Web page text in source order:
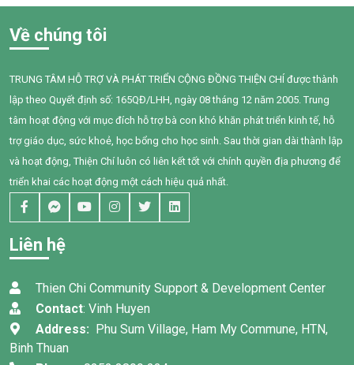
Về chúng tôi
TRUNG TÂM HỖ TRỢ VÀ PHÁT TRIỂN CỘNG ĐỒNG THIỆN CHÍ được thành
lập theo Quyết định số: 165QĐ/LHH, ngày 08 tháng 12 năm 2005. Trung
tâm hoạt động với mục đích hỗ trợ bà con khó khăn phát triển kinh tế, hỗ
trợ giáo dục, sức khoẻ, học bổng cho học sinh. Sau thời gian dài thành lập
và hoạt động, Thiện Chí luôn có liên kết tốt với chính quyền địa phương để
triển khai các hoạt động một cách hiệu quả nhất.
Liên hệ
Thien Chi Community Support & Development Center
Contact: Vinh Huyen
Address: Phu Sum Village, Ham My Commune, HTN,
Binh Thuan